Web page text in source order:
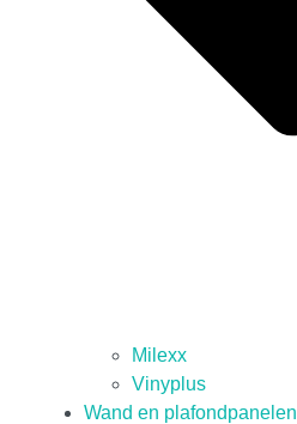
Milexx
Vinyplus
Wand en plafondpanelen